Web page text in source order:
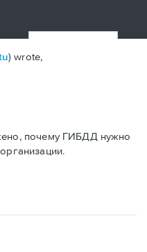
) wrote,
почему ГИБДД нужно